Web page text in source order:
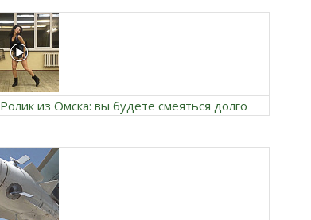
Ролик из Омска: вы будете смеяться долго